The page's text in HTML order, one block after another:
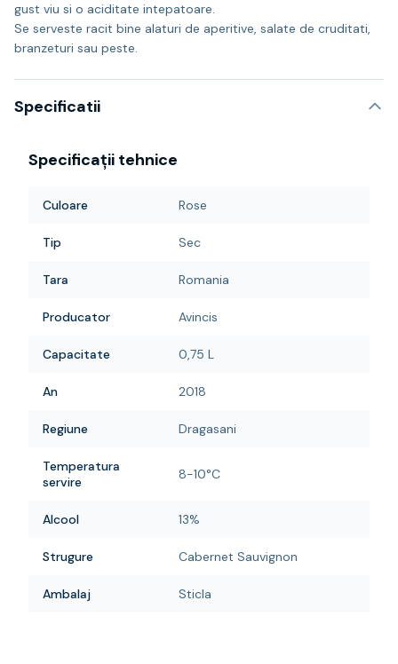
gust viu si o aciditate intepatoare.
Se serveste racit bine alaturi de aperitive, salate de cruditati,
branzeturi sau peste.
Specificatii
Specificații tehnice
Culoare Rose
Tip Sec
Tara Romania
Producator Avincis
Capacitate 0,75 L
An 2018
Regiune Dragasani
Temperatura
servire
8-10°C
Alcool 13%
Strugure Cabernet Sauvignon
Ambalaj Sticla